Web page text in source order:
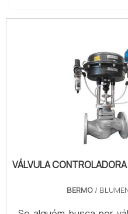
VÁLVULA
BERMO/